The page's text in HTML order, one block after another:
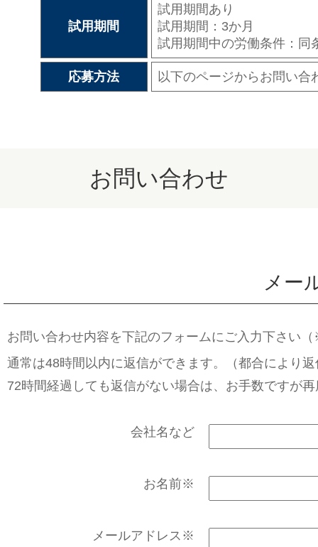
試用期間
試用期間あり
試用期間：3か月
試用期間中の労働条件：同
応募方法 以下のページからお問い合
お問い合わせ
メー
お問い合わせ内容を下記のフォームにご入力下さい（
通常は48時間以内に返信ができます。（都合により
72時間経過しても返信がない場合は、お手数ですが
会社名など
お名前※
メールアドレス ※